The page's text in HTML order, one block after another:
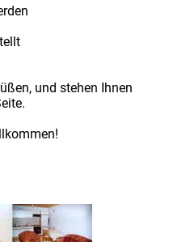
und stehen Ihnen